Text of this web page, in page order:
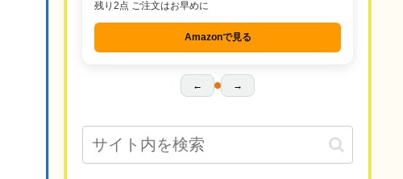
残り2点 ご注文はお早めに
Amazonで見る
← →